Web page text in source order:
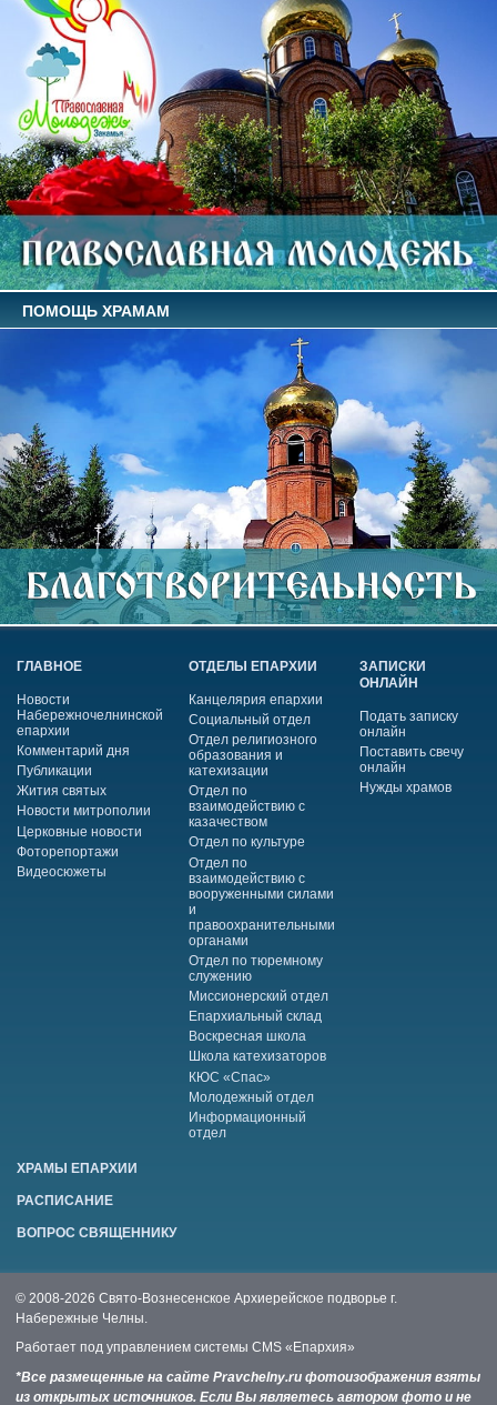
ПОМОЩЬ ХРАМАМ
ГЛАВНОЕ
Новости
Набережночелнинской
епархии
Комментарий дня
Публикации
Жития святых
Новости митрополии
Церковные новости
Фоторепортажи
Видеосюжеты
ОТДЕЛЫ ЕПАРХИИ
Канцелярия епархии
Социальный отдел
Отдел религиозного
образования и
катехизации
Отдел по
взаимодействию с
казачеством
Отдел по культуре
Отдел по
взаимодействию с
вооруженными силами
и
правоохранительными
органами
Отдел по тюремному
служению
Миссионерский отдел
Епархиальный склад
Воскресная школа
Школа катехизаторов
КЮС «Спас»
Молодежный отдел
Информационный
отдел
ЗАПИСКИ
ОНЛАЙН
Подать записку
онлайн
Поставить свечу
онлайн
Нужды храмов
ХРАМЫ ЕПАРХИИ
РАСПИСАНИЕ
ВОПРОС СВЯЩЕННИКУ
© 2008-2026 Свято-Вознесенское Архиерейское подворье г.
Набережные Челны.
Работает под управлением системы CMS «Епархия»
*Все размещенные на сайте Pravchelny.ru фотоизображения взяты
из открытых источников. Если Вы являетесь автором фото и не